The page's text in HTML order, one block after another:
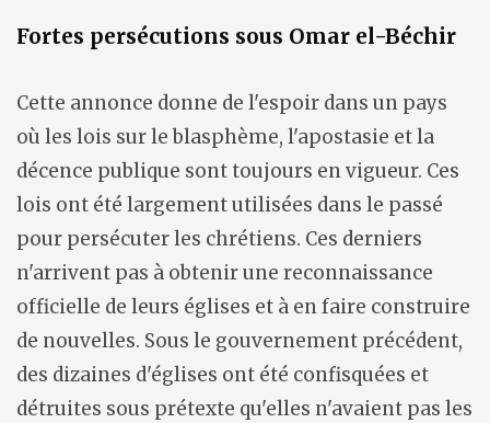
Fortes persécutions sous Omar el-Béchir
Cette annonce donne de l'espoir dans un pays
où les lois sur le blasphème, l'apostasie et la
décence publique sont toujours en vigueur. Ces
lois ont été largement utilisées dans le passé
pour persécuter les chrétiens. Ces derniers
n'arrivent pas à obtenir une reconnaissance
officielle de leurs églises et à en faire construire
de nouvelles. Sous le gouvernement précédent,
des dizaines d'églises ont été confisquées et
détruites sous prétexte qu'elles n'avaient pas les